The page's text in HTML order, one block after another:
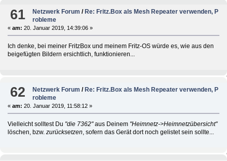
61 Netzwerk Forum / Re: Fritz.Box als Mesh Repeater verwenden, P
robleme
« am: 20. Januar 2019, 14:39:06 »
Ich denke, bei meiner FritzBox und meinem Fritz-OS würde es, wie aus den
beigefügten Bildern ersichtlich, funktionieren...
62 Netzwerk Forum /Re: Fritz.Box als Mesh Repeater verwenden, P
robleme
« am: 20. Januar 2019, 11:58:12 »
Vielleicht solltest Du "die 7362"aus Deinem "Heimnetz->Heimnetzübersicht"
löschen, bzw. zurücksetzen , sofern das Gerät dort noch gelistet sein sollte...